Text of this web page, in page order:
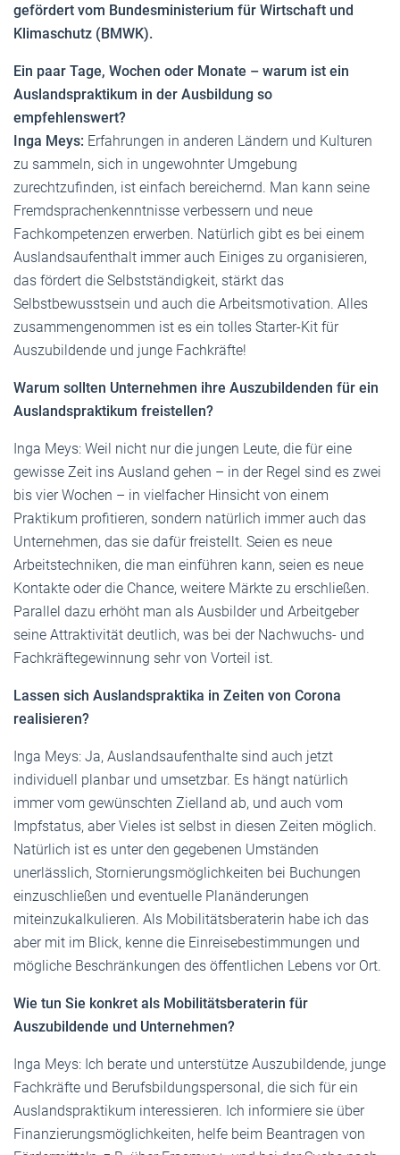
gefördert vom Bundesministerium für Wirtschaft und
Klimaschutz (BMWK).
Ein paar Tage, Wochen oder Monate – warum ist ein
Auslandspraktikum in der Ausbildung so
empfehlenswert?
Inga Meys: Erfahrungen in anderen Ländern und Kulturen
zu sammeln, sich in ungewohnter Umgebung
zurechtzufinden, ist einfach bereichernd. Man kann seine
Fremdsprachenkenntnisse verbessern und neue
Fachkompetenzen erwerben. Natürlich gibt es bei einem
Auslandsaufenthalt immer auch Einiges zu organisieren,
das fördert die Selbstständigkeit, stärkt das
Selbstbewusstsein und auch die Arbeitsmotivation. Alles
zusammengenommen ist es ein tolles Starter-Kit für
Auszubildende und junge Fachkräfte!
Warum sollten Unternehmen ihre Auszubildenden für ein
Auslandspraktikum freistellen?
Inga Meys: Weil nicht nur die jungen Leute, die für eine
gewisse Zeit ins Ausland gehen – in der Regel sind es zwei
bis vier Wochen – in vielfacher Hinsicht von einem
Praktikum profitieren, sondern natürlich immer auch das
Unternehmen, das sie dafür freistellt. Seien es neue
Arbeitstechniken, die man einführen kann, seien es neue
Kontakte oder die Chance, weitere Märkte zu erschließen.
Parallel dazu erhöht man als Ausbilder und Arbeitgeber
seine Attraktivität deutlich, was bei der Nachwuchs- und
Fachkräftegewinnung sehr von Vorteil ist.
Lassen sich Auslandspraktika in Zeiten von Corona
realisieren?
Inga Meys: Ja, Auslandsaufenthalte sind auch jetzt
individuell planbar und umsetzbar. Es hängt natürlich
immer vom gewünschten Zielland ab, und auch vom
Impfstatus, aber Vieles ist selbst in diesen Zeiten möglich.
Natürlich ist es unter den gegebenen Umständen
unerlässlich, Stornierungsmöglichkeiten bei Buchungen
einzuschließen und eventuelle Planänderungen
miteinzukalkulieren. Als Mobilitätsberaterin habe ich das
aber mit im Blick, kenne die Einreisebestimmungen und
mögliche Beschränkungen des öffentlichen Lebens vor Ort.
Wie tun Sie konkret als Mobilitätsberaterin für
Auszubildende und Unternehmen?
Inga Meys: Ich berate und unterstütze Auszubildende, junge
Fachkräfte und Berufsbildungspersonal, die sich für ein
Auslandspraktikum interessieren. Ich informiere sie über
Finanzierungsmöglichkeiten, helfe beim Beantragen von